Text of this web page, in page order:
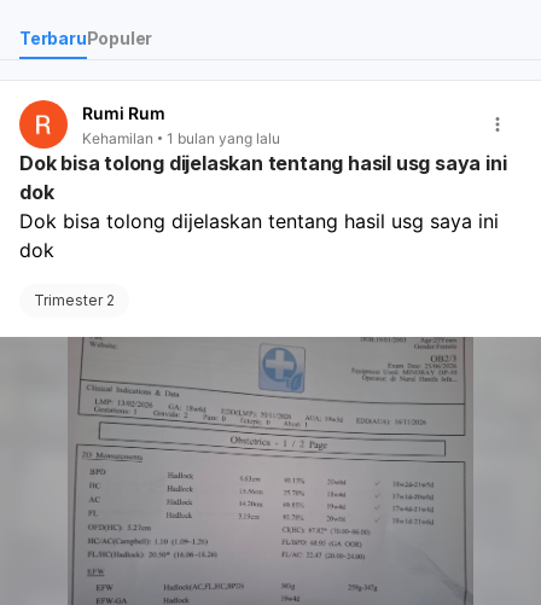
TerbaruPopuler
Rumi Rum
Kehamilan 1 bulan yang lalu
Dok bisa tolong dijelaskan tentang hasil usg saya ini
dok
Dok bisa tolong dijelaskan tentang hasil usg saya ini
dok
Trimester 2